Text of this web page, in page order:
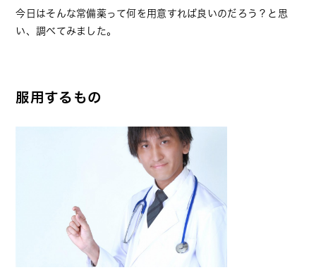
今日はそんな常備薬って何を用意すれば良いのだろう？と思
い、調べてみました。
服用するもの